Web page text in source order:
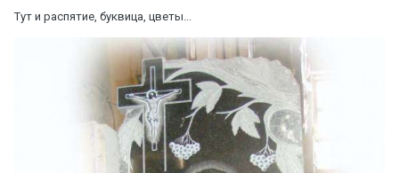
Тут и распятие, буквица, цветы...